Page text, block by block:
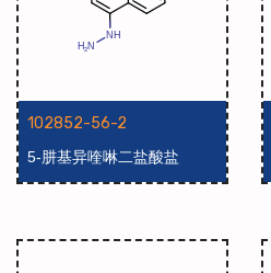
102852-56-2
5-肼基异喹啉二盐酸盐